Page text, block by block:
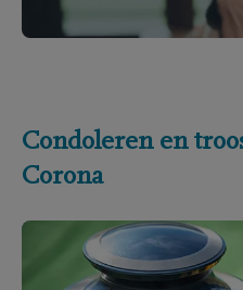
Condoleren en
Corona